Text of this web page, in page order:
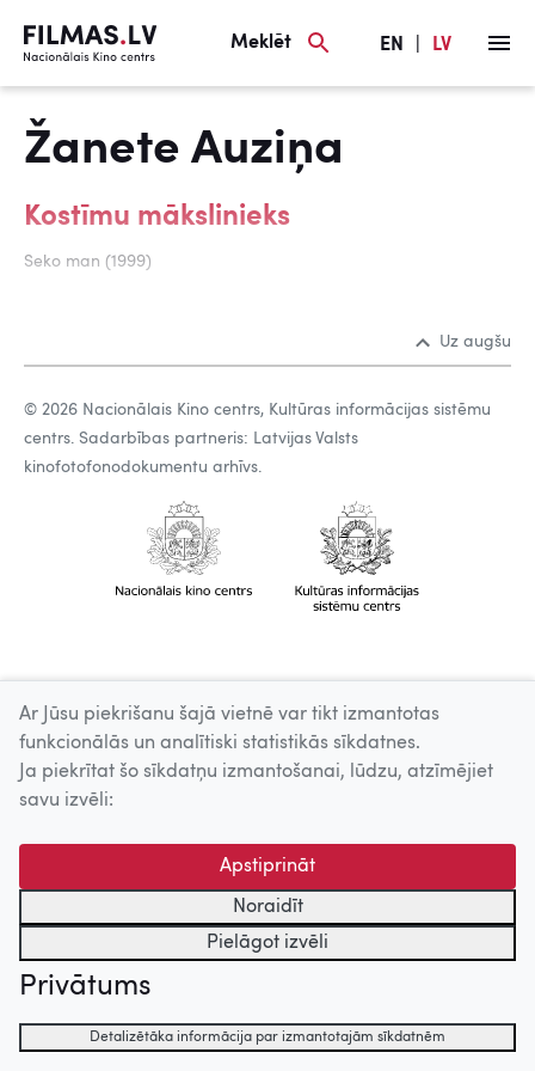
Meklēt EN LV
Žanete Auziņa
Kostīmu mākslinieks
Seko man (1999)
Uz augšu
© 2026 Nacionālais Kino centrs, Kultūras informācijas sistēmu
centrs. Sadarbības partneris: Latvijas Valsts
kinofotofonodokumentu arhīvs.
Ar Jūsu piekrišanu šajā vietnē var tikt izmantotas
funkcionālās un analītiski statistikās sīkdatnes.
Ja piekrītat šo sīkdatņu izmantošanai, lūdzu, atzīmējiet
savu izvēli:
Apstiprināt
Noraidīt
Pielāgot izvēli
Privātums
Detalizētāka informācija par izmantotajām sīkdatnēm